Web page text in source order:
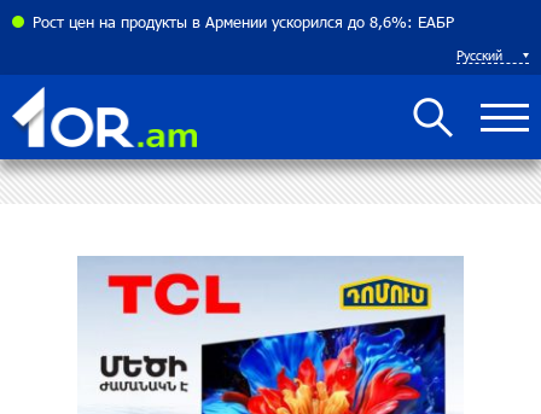
Рост цен на продукты в Армении ускорился до 8,6%: ЕАБР
Русский